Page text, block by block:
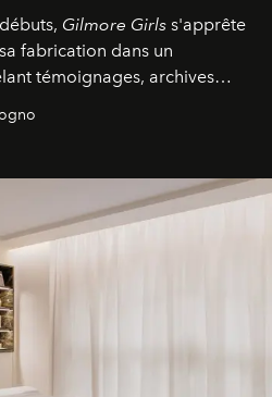
Gilmore Girls s'apprête
fabrication dans un
témoignages, archives
coulisses d'un phénomène